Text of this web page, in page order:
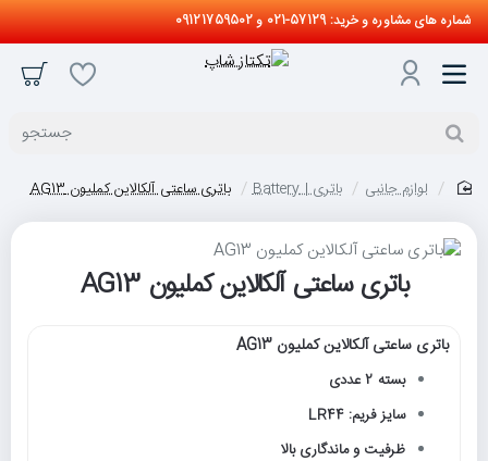
شماره های مشاوره و خرید: 57129-021 و 09121759502
جستجو
لوازم جانبی باتری | Battery باتری ساعتی آلکالاین کملیون AG13
باتری ساعتی آلکالاین کملیون AG13
باتری ساعتی آلکالاین کملیون AG13
بسته 2 عددی
سایز فریم: LR44
ظرفیت و ماندگاری بالا